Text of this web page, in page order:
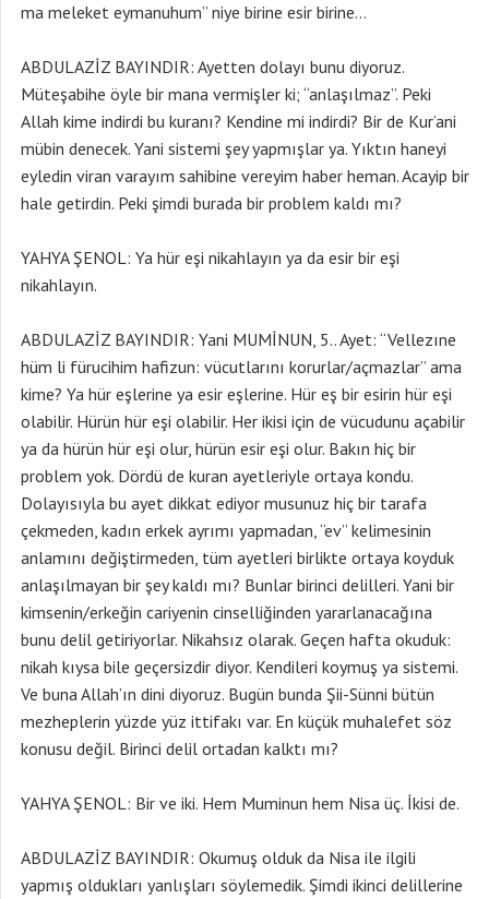
ma meleket eymanuhum” niye birine esir birine…
ABDULAZİZ BAYINDIR: Ayetten dolayı bunu diyoruz.
Müteşabihe öyle bir mana vermişler ki; “anlaşılmaz”. Peki
Allah kime indirdi bu kuranı? Kendine mi indirdi? Bir de Kur’ani
mübin denecek. Yani sistemi şey yapmışlar ya. Yıktın haneyi
eyledin viran varayım sahibine vereyim haber heman. Acayip bir
hale getirdin. Peki şimdi burada bir problem kaldı mı?
YAHYA ŞENOL: Ya hür eşi nikahlayın ya da esir bir eşi
nikahlayın.
ABDULAZİZ BAYINDIR: Yani MUMİNUN, 5.. Ayet: “Vellezıne
hüm li fürucihim hafizun: vücutlarını korurlar/açmazlar” ama
kime? Ya hür eşlerine ya esir eşlerine. Hür eş bir esirin hür eşi
olabilir. Hürün hür eşi olabilir. Her ikisi için de vücudunu açabilir
ya da hürün hür eşi olur, hürün esir eşi olur. Bakın hiç bir
problem yok. Dördü de kuran ayetleriyle ortaya kondu.
Dolayısıyla bu ayet dikkat ediyor musunuz hiç bir tarafa
çekmeden, kadın erkek ayrımı yapmadan, “ev” kelimesinin
anlamını değiştirmeden, tüm ayetleri birlikte ortaya koyduk
anlaşılmayan bir şey kaldı mı? Bunlar birinci delilleri. Yani bir
kimsenin/erkeğin cariyenin cinselliğinden yararlanacağına
bunu delil getiriyorlar. Nikahsız olarak. Geçen hafta okuduk:
nikah kıysa bile geçersizdir diyor. Kendileri koymuş ya sistemi.
Ve buna Allah’ın dini diyoruz. Bugün bunda Şii-Sünni bütün
mezheplerin yüzde yüz ittifakı var. En küçük muhalefet söz
konusu değil. Birinci delil ortadan kalktı mı?
YAHYA ŞENOL: Bir ve iki. Hem Muminun hem Nisa üç. İkisi de.
ABDULAZİZ BAYINDIR: Okumuş olduk da Nisa ile ilgili
yapmış oldukları yanlışları söylemedik. Şimdi ikinci delillerine